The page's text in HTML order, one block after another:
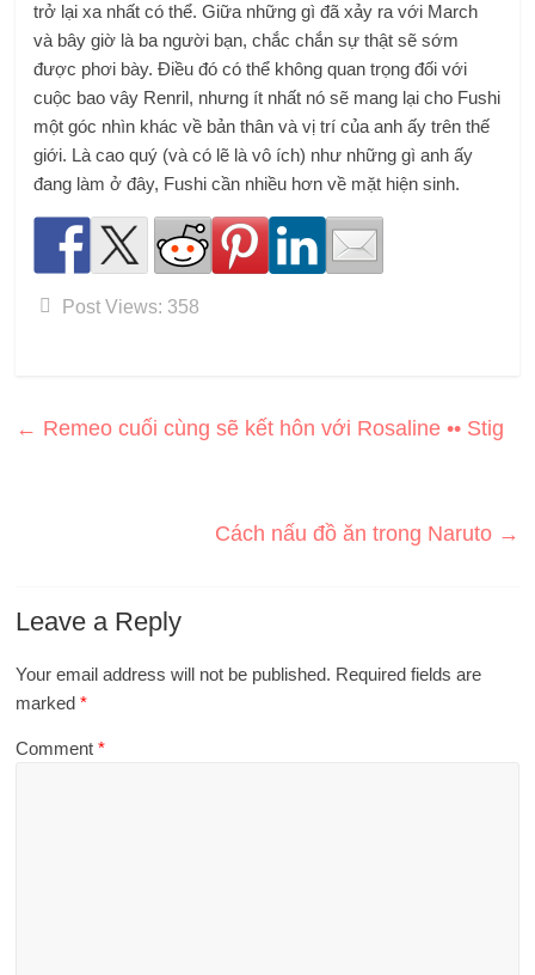
trở lại xa nhất có thể. Giữa những gì đã xảy ra với March
và bây giờ là ba người bạn, chắc chắn sự thật sẽ sớm
được phơi bày. Điều đó có thể không quan trọng đối với
cuộc bao vây Renril, nhưng ít nhất nó sẽ mang lại cho Fushi
một góc nhìn khác về bản thân và vị trí của anh ấy trên thế
giới. Là cao quý (và có lẽ là vô ích) như những gì anh ấy
đang làm ở đây, Fushi cần nhiều hơn về mặt hiện sinh.
Post Views: 358
← Remeo cuối cùng sẽ kết hôn với Rosaline •• Stig
Cách nấu đồ ăn trong Naruto →
Leave a Reply
Your email address will not be published. Required fields are
marked*
Comment*